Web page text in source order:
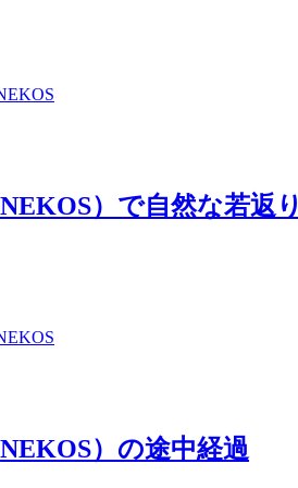
）で自然な若返り
）の途中経過